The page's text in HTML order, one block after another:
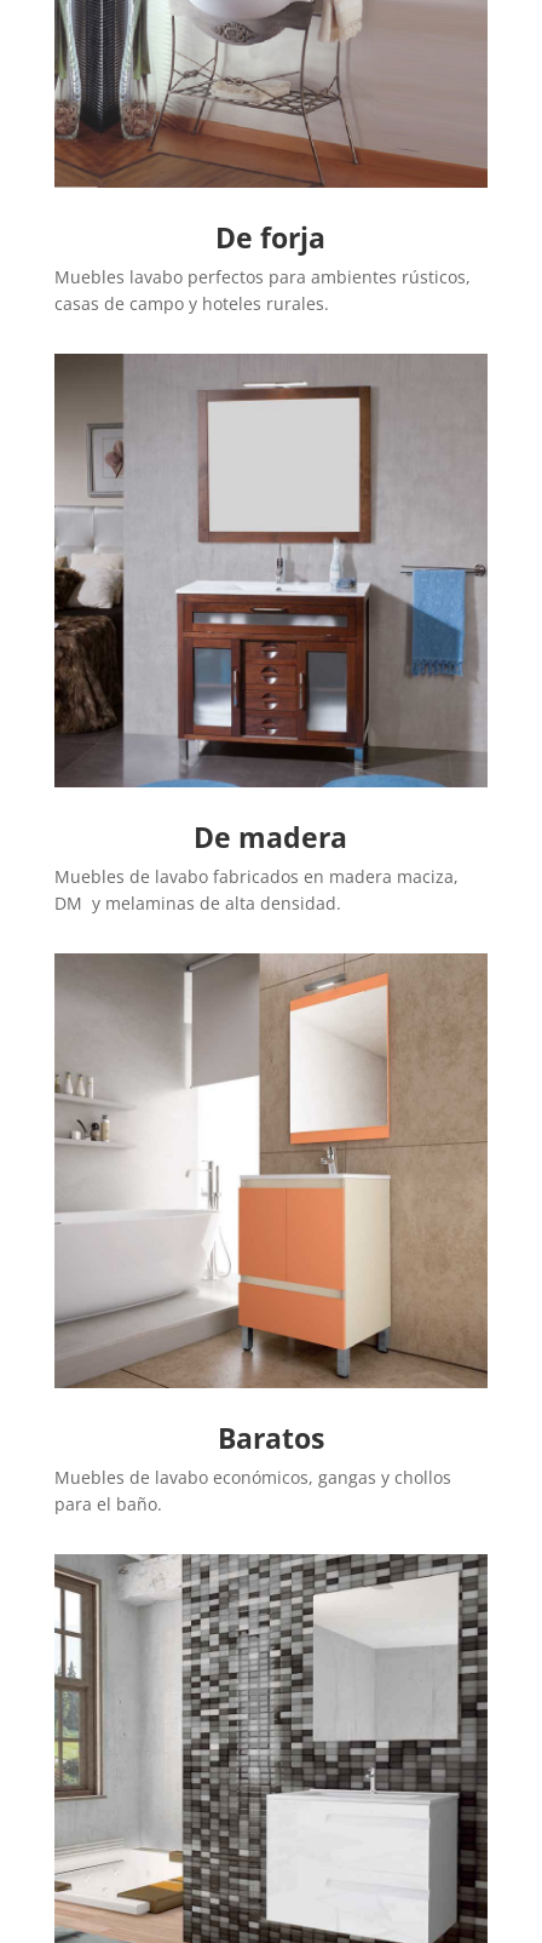
De forja
Muebles lavabo perfectos para ambientes rústicos,
casas de campo y hoteles rurales.
De madera
Muebles de lavabo fabricados en madera maciza,
DM y melaminas de alta densidad.
Baratos
Muebles de lavabo económicos, gangas y chollos
para el baño.